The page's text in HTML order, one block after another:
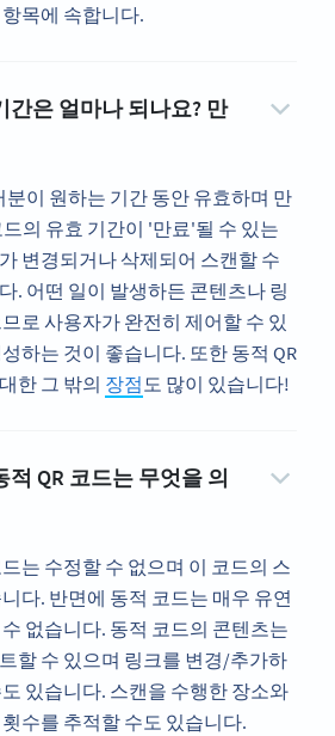
목에 속합니다.
간은 얼마나 되나요? 만
분이 원하는 기간 동안 유효하며 만
의 유효 기간이 '만료'될 수 있는
변경되거나 삭제되어 스캔할 수
. 어떤 일이 발생하든 콘텐츠나 링
로 사용자가 완전히 제어할 수 있
하는 것이 좋습니다. 또한 동적 QR
한 그 밖의 장점도 많이 있습니다!
적 QR 코드는 무엇을 의
는 수정할 수 없으며 이 코드의 스
다. 반면에 동적 코드는 매우 유연
없습니다. 동적 코드의 콘텐츠는
할 수 있으며 링크를 변경/추가하
있습니다. 스캔을 수행한 장소와
수를 추적할 수도 있습니다.